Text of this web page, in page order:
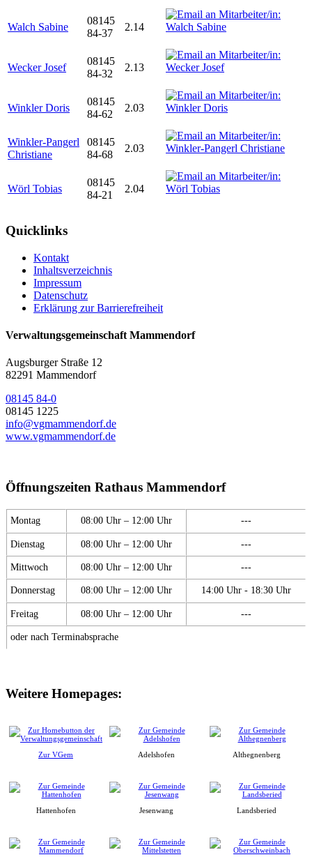
Walch Sabine
08145
84-37
2.14
Wecker Josef
08145
84-32
2.13
Winkler Doris
08145
84-62
2.03
Winkler-Pangerl
Christiane
08145
84-68
2.03
Wörl Tobias
08145
84-21
2.04
Quicklinks
Kontakt
Inhaltsverzeichnis
Impressum
Datenschutz
Erklärung zur Barrierefreiheit
Verwaltungsgemeinschaft Mammendorf
Augsburger Straße 12
82291 Mammendorf
08145 84-0
08145 1225
info@vgmammendorf.de
www.vgmammendorf.de
Öffnungszeiten Rathaus Mammendorf
Montag 08:00 Uhr – 12:00 Uhr ---
Dienstag 08:00 Uhr – 12:00 Uhr ---
Mittwoch 08:00 Uhr – 12:00 Uhr ---
Donnerstag 08:00 Uhr – 12:00 Uhr 14:00 Uhr - 18:30 Uhr
Freitag 08:00 Uhr – 12:00 Uhr ---
oder nach Terminabsprache
Weitere Homepages:
Zur VGem Adelshofen Althegnenberg
Hattenhofen Jesenwang Landsberied